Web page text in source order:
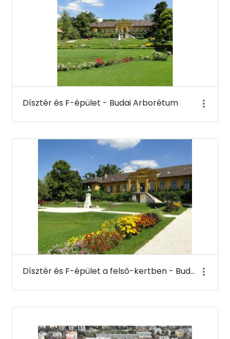
Dísztér és F-épület - Budai Arborétum
Dísztér és F-épület a felső-kertben - Budai Arborétum